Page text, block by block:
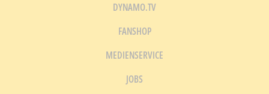
DYNAMO.TV
FANSHOP
MEDIENSERVICE
JOBS